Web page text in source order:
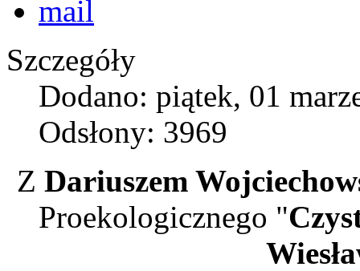
Szczegóły
Dodano: piątek, 01
Odsłony: 3969
Z Dariuszem
Proekologicznego "